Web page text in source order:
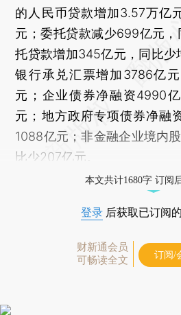
的人民币贷款增加3.57万亿
元；委托贷款减少699亿元
托贷款增加345亿元，同比少
银行承兑汇票增加3786亿
元；企业债券净融资4990
元；地方政府专项债券净融
1088亿元；非金融企业境内
比少207亿元。
本文共计1680字 订阅
登录 后获取已订阅
财新通会员
可畅读全文
订阅/